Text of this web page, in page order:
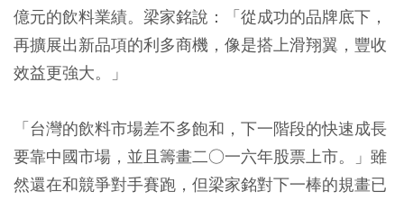
億元的飲料業績。梁家銘說：「從成功的品牌底下，
再擴展出新品項的利多商機，像是搭上滑翔翼，豐收
效益更強大。」
「台灣的飲料市場差不多飽和，下一階段的快速成長
要靠中國市場，並且籌畫二○一六年股票上市。」雖
然還在和競爭對手賽跑，但梁家銘對下一棒的規畫已